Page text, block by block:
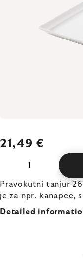
21,49 €
Pravokutni tanjur
je za npr. kanapee,
Detailed